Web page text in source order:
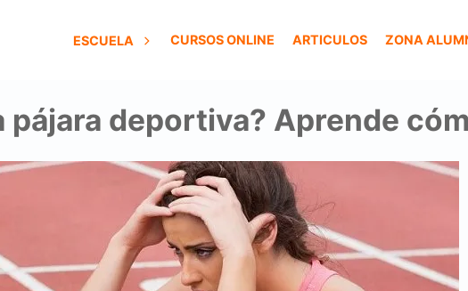
ESCUELA CURSOS ONLINE ARTICULOS ZONA
pájara deportiva? Aprende